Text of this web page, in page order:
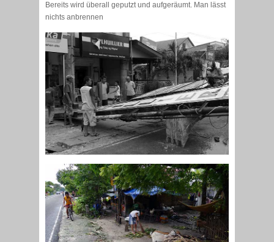
Bereits wird überall geputzt und aufgeräumt. Man lässt
nichts anbrennen